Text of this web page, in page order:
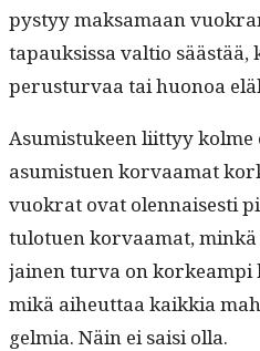
pystyy mak­samaan
tapauk­sis­sa val­tio
perus­tur­vaa tai huonoa
Asum­is­tu­keen liit­tyy kolme
asum­istuen kor­vaa­mat
vuokrat ovat olen­nais­es­ti
tu­lotuen kor­vaa­mat,
jainen tur­va on korkeampi
mikä aiheut­taa kaikkia
gelmia. Näin ei saisi olla.